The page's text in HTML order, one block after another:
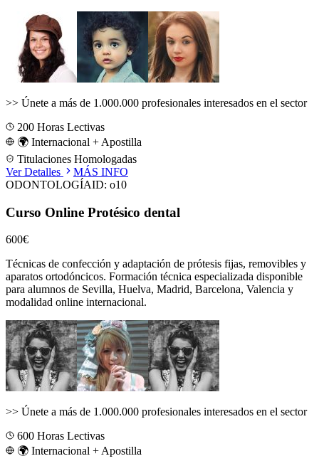
>> Únete a más de 1.000.000 profesionales interesados en el sector
200 Horas Lectivas
🌍 Internacional + Apostilla
Titulaciones Homologadas
Ver Detalles
MÁS INFO
ODONTOLOGÍAID: o10
Curso Online Protésico dental
600€
Técnicas de confección y adaptación de prótesis fijas, removibles y
aparatos ortodóncicos. Formación técnica especializada disponible
para alumnos de Sevilla, Huelva, Madrid, Barcelona, Valencia y
modalidad online internacional.
>> Únete a más de 1.000.000 profesionales interesados en el sector
600 Horas Lectivas
🌍 Internacional + Apostilla